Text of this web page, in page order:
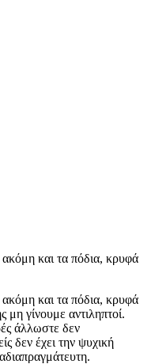
ακόμη και τα πόδια, κρυφά
ακόμη και τα πόδια, κρυφά
γίνουμε αντιληπτοί.
άλλωστε δεν
δεν έχει την ψυχική